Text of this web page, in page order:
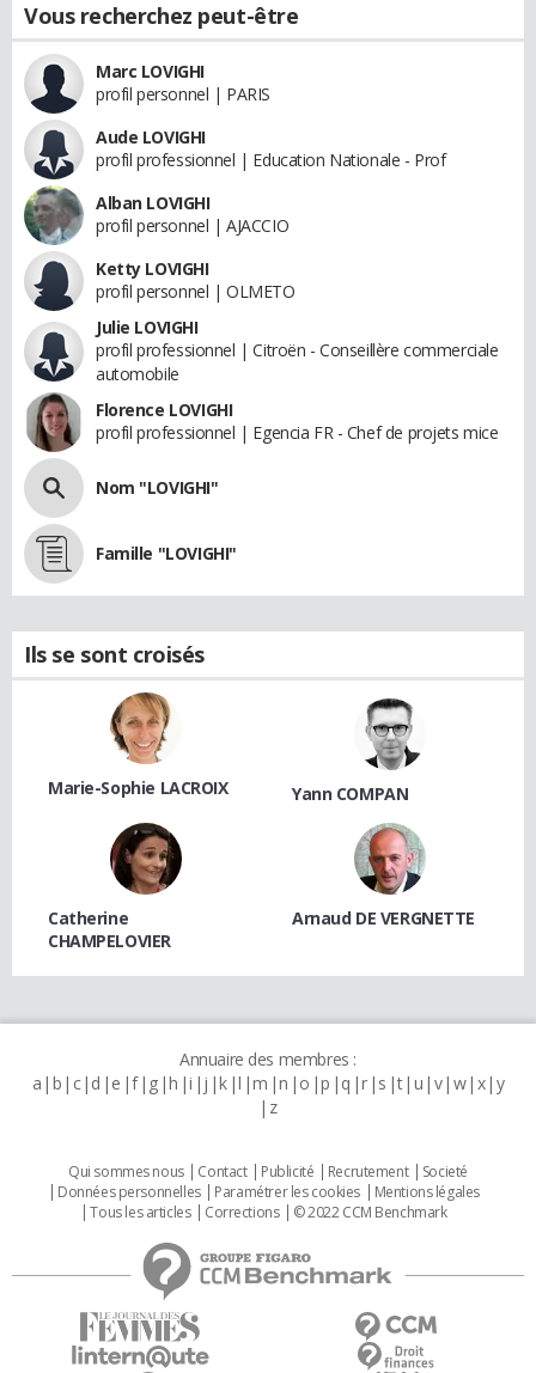
Vous recherchez peut-être
Marc LOVIGHI
profil personnel | PARIS
Aude LOVIGHI
profil professionnel | Education Nationale - Prof
Alban LOVIGHI
profil personnel | AJACCIO
Ketty LOVIGHI
profil personnel | OLMETO
Julie LOVIGHI
profil professionnel | Citroën - Conseillère commerciale
automobile
Florence LOVIGHI
profil professionnel | Egencia FR - Chef de projets mice
Nom "LOVIGHI"
Famille "LOVIGHI"
Ils se sont croisés
Marie-Sophie LACROIX Yann COMPAN
Catherine
CHAMPELOVIER
Arnaud DE VERGNETTE
Annuaire des membres :
a b c d e f g h i j k l m n o p q r s t u v w x y
z
Qui sommes nous Contact Publicité Recrutement
Societé
Données personnelles
Paramétrer les cookies
Mentions légales
Tous les articles
Corrections © 2022 CCM Benchmark